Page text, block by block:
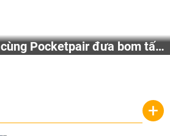
Pocketpair đưa bom tấn
thức từ công ty game Nhật Bản
+